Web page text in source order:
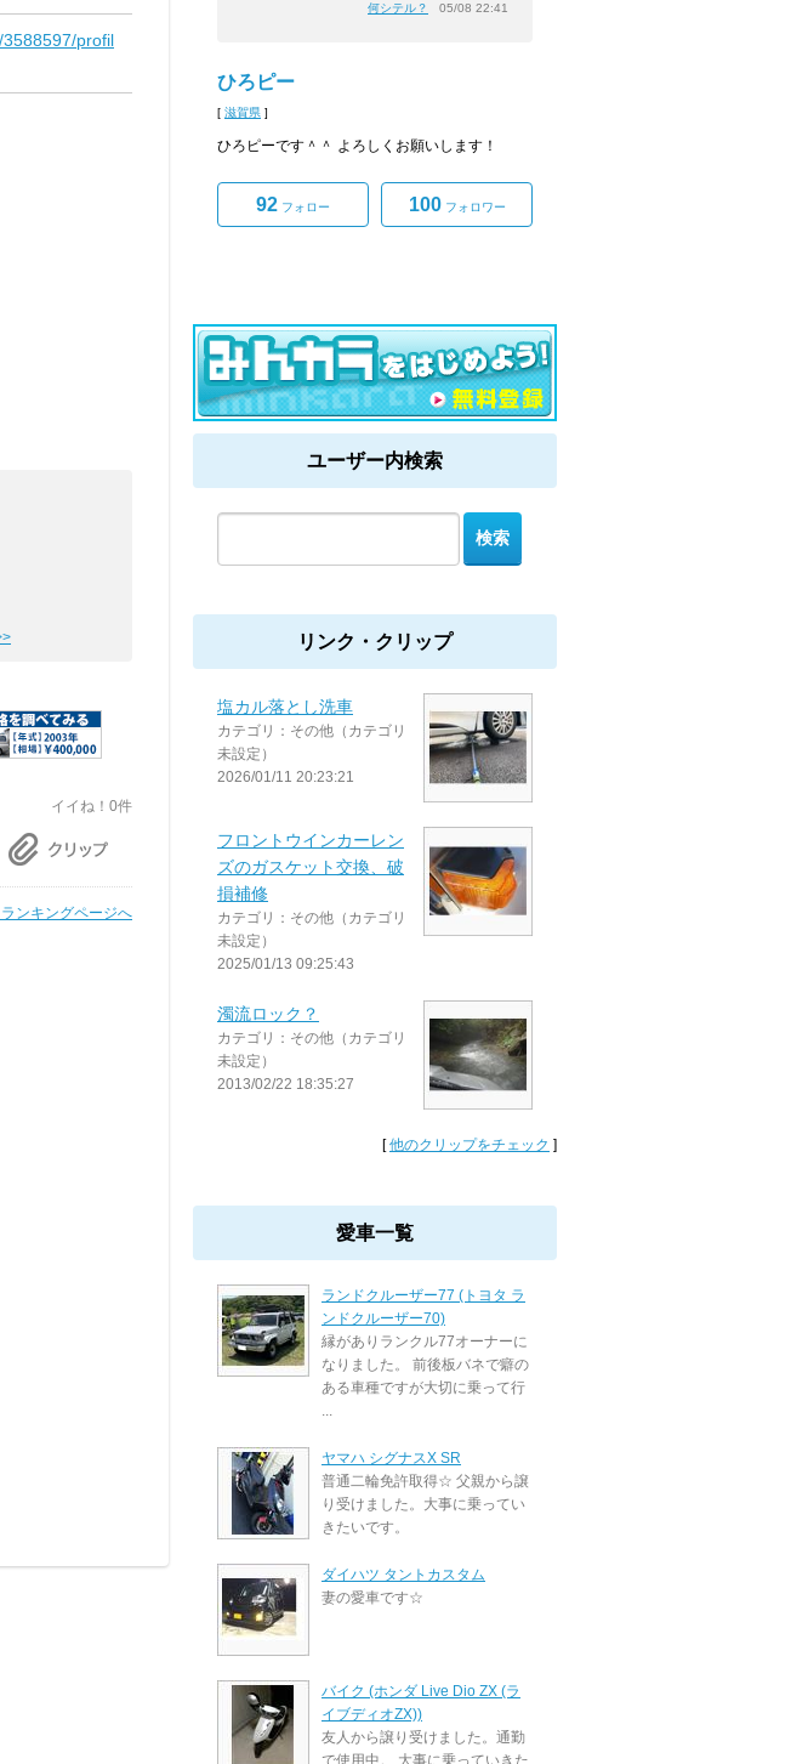
profil
イイね！0件
ンキングページへ
何シテル？ 05/08 22:41
ひろピー
[ 滋賀県 ]
ひろピーです＾＾ よろしくお願いします！
92 フォロー 100フォロワー
ユーザー内検索
リンク・クリップ
塩カル落とし洗車
カテゴリ：その他（カテゴリ
未設定）
2026/01/11 20:23:21
フロントウインカーレン
ズのガスケット交換、破
損補修
カテゴリ：その他（カテゴリ
未設定）
2025/01/13 09:25:43
濁流ロック？
カテゴリ：その他（カテゴリ
未設定）
2013/02/22 18:35:27
[他のクリップをチェック ]
愛車一覧
ランドクルーザー77 (トヨタ ラ
ンドクルーザー70)
縁がありランクル77オーナーに
なりました。 前後板バネで癖の
ある車種ですが大切に乗って行
...
ヤマハ シグナスX SR
普通二輪免許取得☆ 父親から譲
り受けました。大事に乗ってい
きたいです。
ダイハツ タントカスタム
妻の愛車です☆
バイク (ホンダ Live Dio ZX (ラ
イブディオZX))
友人から譲り受けました。通勤
で使用中。 大事に乗っていきた